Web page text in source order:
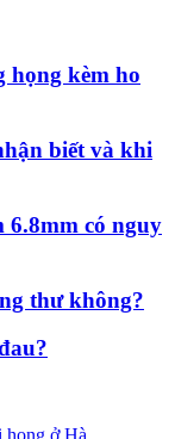
họng kèm ho
biết và khi
6.8mm có nguy
thư không?